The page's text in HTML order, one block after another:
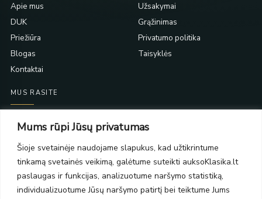
Mums rūpi Jūsų privatumas
Šioje svetainėje naudojame slapukus, kad užtikrintume
tinkamą svetainės veikimą, galėtume suteikti auksoKlasika.lt
paslaugas ir funkcijas, analizuotume naršymo statistiką,
individualizuotume Jūsų naršymo patirtį bei teiktume Jums
Apie mus
DUK
Priežiūra
Blogas
Kontaktai
Užsakymai
Grąžinimas
Privatumo politika
Taisyklės
MUS RASITE
Taikos pr. 139
PC Molas, Klaipėda
Taikos pr. 141
PC BIG 2, Klaipėda
Šilutės pl. 35
PC Banginis, Klaipėda